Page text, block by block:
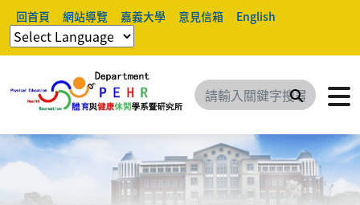
回首頁 網站導覽 嘉義大學 意見信箱 English
搜尋